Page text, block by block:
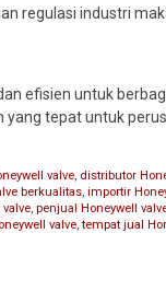
regulasi industri
efisien untuk
yang tepat untuk
valve, distributor
berkualitas,importir
,penjual Honeywell
valve,tempat jual